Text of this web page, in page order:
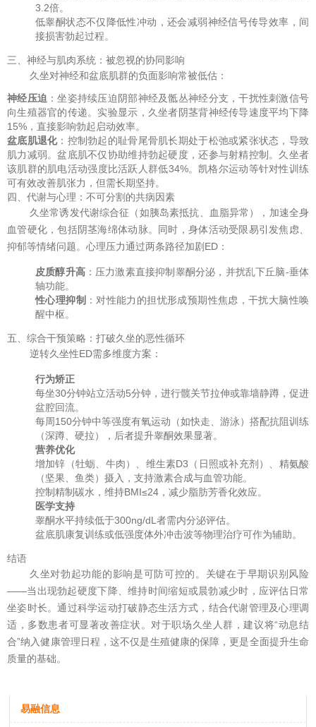
3.2倍。
低睾酮状态不仅降低性冲动，还会减弱神经信号传导效率，间
接损害勃起过程。
三、神经与肌肉系统：被忽视的协同影响
久坐对神经和盆底肌群的负面影响常被低估：
神经压迫 ：坐姿持续压迫阴部神经及骶丛神经分支，干扰性刺激信号
向生殖器官的传递。实验显示，久坐者阴茎背神经传导速度平均下降
15%，直接影响勃起启动效率。
盆底肌退化：控制勃起的耻骨尾骨肌长期处于松弛或紧张状态，导致
肌力减弱。盆底肌不仅协助维持勃起硬度，还参与射精控制。久坐者
该肌群的肌电活动强度比活跃人群低34%。凯格尔运动等针对性训练
可有效改善肌张力，但需长期坚持。
四、代谢与心理：不可分割的共病因素
久坐常诱发代谢综合征（如胰岛素抵抗、血脂异常），加速全身
血管硬化，包括阴茎海绵体动脉。同时，身体活动受限易引发焦虑、
抑郁等情绪问题。心理压力通过两条路径加剧ED：
皮质醇升高：压力激素直接抑制睾酮分泌，并扰乱下丘脑-垂体
轴功能。
性心理抑制 ：对性能力的担忧形成预期性焦虑，干扰大脑性唤
醒中枢。
五、综合干预策略：打破久坐的恶性循环
逆转久坐性ED需多维度方案：
行为矫正
每坐30分钟站立活动5分钟，进行髋关节拉伸或靠墙静蹲，促进
盆腔回流。
每周150分钟中等强度有氧运动（如快走、游泳）搭配抗阻训练
（深蹲、硬拉），后者提升睾酮效果显著。
营养优化
增加锌（牡蛎、牛肉）、维生素D3（日照或补充剂）、精氨酸
（坚果、鱼类）摄入，支持激素合成与血管功能。
控制精制碳水，维持BMI≤24，减少脂肪芳香化效应。
医学支持
睾酮水平持续低于300ng/dL者需内分泌评估。
盆底肌康复训练或低强度体外冲击波等物理治疗可作为辅助。
结语
久坐对勃起功能的影响是可防可控的。关键在于早期识别风险
——当出现勃起硬度下降、维持时间缩短或晨勃减少时，应评估日常
坐姿时长。通过科学运动打破静态生活方式，结合代谢管理及心理调
适，多数患者可显著改善症状。对于职场久坐人群，建议将“动息结
合”纳入健康管理日程，这不仅是生殖健康的保障，更是全面提升生命
质量的基础。
易融信息